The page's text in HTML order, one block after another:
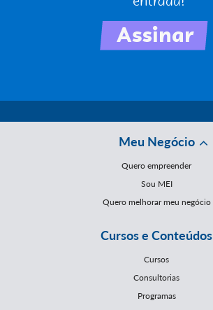
Meu Negócio
Quero empreender
Sou MEI
Quero melhorar meu negócio
Cursos e Conteúdos
Cursos
Consultorias
Programas